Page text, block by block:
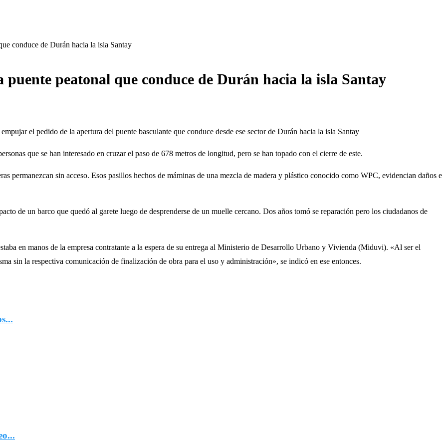
conduce de Durán hacia la isla Santay
puente peatonal que conduce de Durán hacia la isla Santay
el pedido de la apertura del puente basculante que conduce desde ese sector de Durán hacia la isla Santay
que se han interesado en cruzar el paso de 678 metros de longitud, pero se han topado con el cierre de este.
permanezcan sin acceso. Esos pasillos hechos de máminas de una mezcla de madera y plástico conocido como WPC, evidencian daños e
de un barco que quedó al garete luego de desprenderse de un muelle cercano. Dos años tomó se reparación pero los ciudadanos de
en manos de la empresa contratante a la espera de su entrega al Ministerio de Desarrollo Urbano y Vivienda (Miduvi). «Al ser el
sin la respectiva comunicación de finalización de obra para el uso y administración», se indicó en ese entonces.